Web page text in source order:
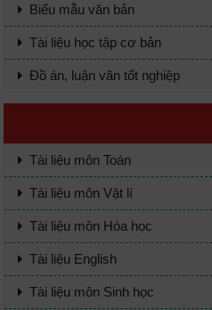
Biểu mẫu văn bản
Tài liệu học tập cơ bản
Đồ án, luận văn tốt nghiệp
Tài liệu môn Toán
Tài liệu môn Vật lí
Tài liệu môn Hóa học
Tài liệu English
Tài liệu môn Sinh học